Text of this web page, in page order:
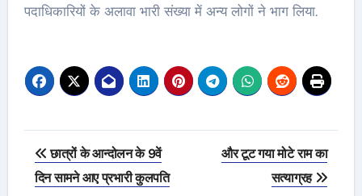
पदाधिकारियों के अलावा भारी संख्या में अन्य लोगों ने भाग लिया.
Post
navigation
छात्रों के आन्दोलन के 9वें
दिन सामने आए प्रभारी कुलपति
और टूट गया मोटे राम का
सत्याग्रह